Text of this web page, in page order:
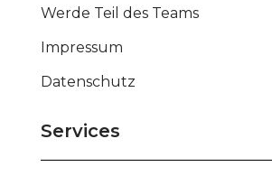
Werde Teil des Teams
Impressum
Datenschutz
Services